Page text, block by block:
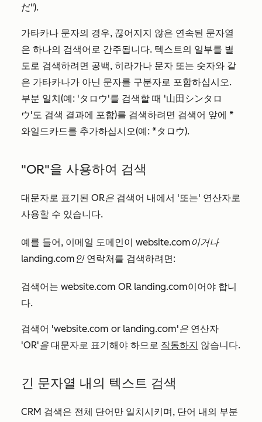
だ").
가타카나 문자의 경우, 끊어지지 않은 연속된 문자열
은 하나의 검색어로 간주됩니다. 텍스트의 일부를 별
도로 검색하려면 공백, 히라가나 문자 또는 숫자와 같
은 가타카나가 아닌 문자를 구분자로 포함하십시오.
부분 일치(예: 'タロウ'를 검색할 때 '山田シンタロ
ウ'도 검색 결과에 포함)를 검색하려면 검색어 앞에 *
와일드카드를 추가하십시오(예: *タロウ).
"OR"을 사용하여 검색
대문자로 표기된 OR은 검색어 내에서 '또는' 연산자로
사용할 수 있습니다.
예를 들어, 이메일 도메인이 website.com이거나
landing.com인연락처를 검색하려면:
검색어는 website.com OR landing.com이어야 합니
다.
검색어 'website.com or landing.com'은 연산자
'OR'을 대문자로 표기해야 하므로 작동하지 않습니다.
긴 문자열 내의 텍스트 검색
CRM 검색은 전체 단어만 일치시키며, 단어 내의 부분